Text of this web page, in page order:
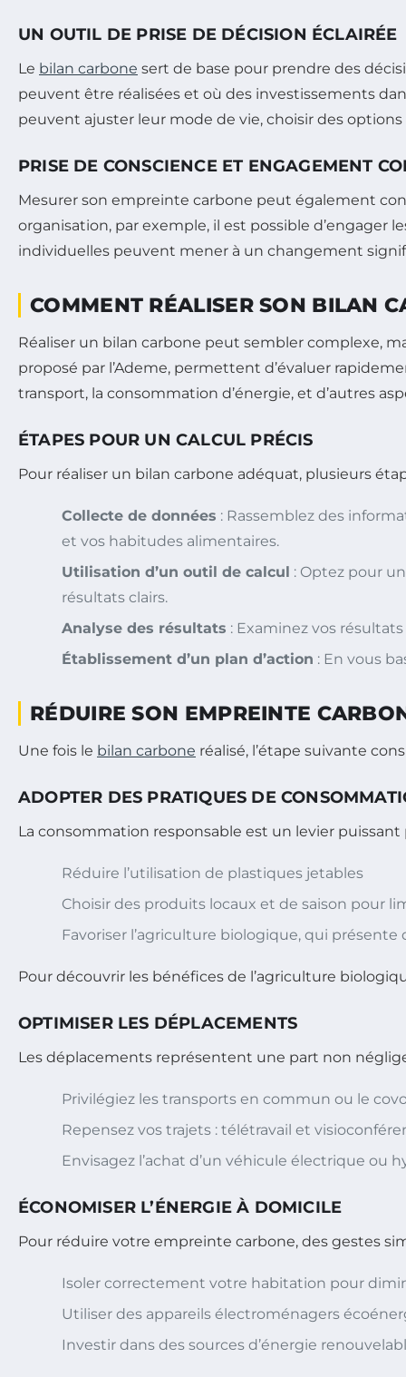
UN OUTIL DE PRISE DE DÉCISION ÉCLAIRÉE
Le bilan carbone sert de base pour prendre des
peuvent être réalisées et où des investissements
peuvent ajuster leur mode de vie, choisir des
PRISE DE CONSCIENCE ET ENGAGEMENT
Mesurer son empreinte carbone peut également
organisation, par exemple, il est possible d’engager
individuelles peuvent mener à un changement
COMMENT RÉALISER SON BILAN
Réaliser un bilan carbone peut sembler complexe,
proposé par l’Ademe, permettent d’évaluer
transport, la consommation d’énergie, et d’autres
ÉTAPES POUR UN CALCUL PRÉCIS
Pour réaliser un bilan carbone adéquat, plusieurs
Collecte de données : Rassemblez des
et vos habitudes alimentaires.
Utilisation d’un outil de calcul : Optez pour
résultats clairs.
Analyse des résultats : Examinez vos
Établissement d’un plan d’action : En vous
RÉDUIRE SON EMPREINTE
Une fois le bilan carbone réalisé, l’étape suivante
ADOPTER DES PRATIQUES DE
La consommation responsable est un levier
Réduire l’utilisation de plastiques jetables
Choisir des produits locaux et de saison pour
Favoriser l’agriculture biologique, qui
Pour découvrir les bénéfices de l’agriculture
OPTIMISER LES DÉPLACEMENTS
Les déplacements représentent une part non
Privilégiez les transports en commun ou le
Repensez vos trajets : télétravail et
Envisagez l’achat d’un véhicule électrique ou
ÉCONOMISER L’ÉNERGIE À DOMICILE
Pour réduire votre empreinte carbone, des gestes
Isoler correctement votre habitation pour
Utiliser des appareils électroménagers
Investir dans des sources d’énergie